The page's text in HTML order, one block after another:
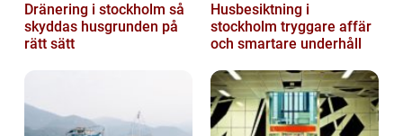
Dränering i stockholm så
skyddas husgrunden på
rätt sätt
Husbesiktning i
stockholm tryggare affär
och smartare underhåll